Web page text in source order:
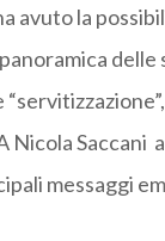
avuto la
delle
Nicola Saccani
messaggi